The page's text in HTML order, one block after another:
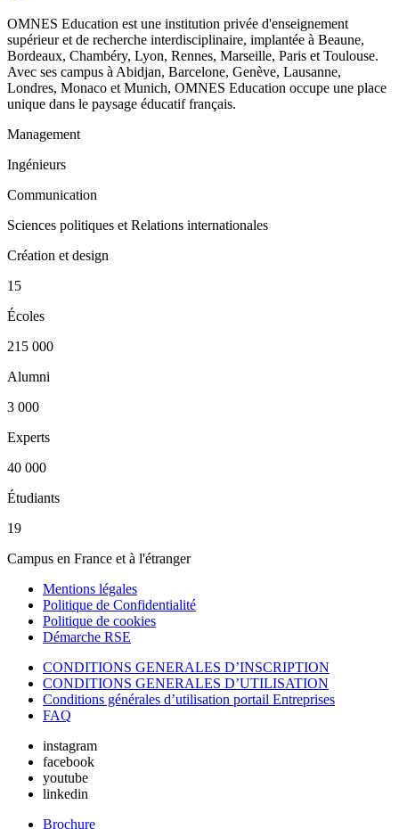
OMNES Education est une institution privée d'enseignement
supérieur et de recherche interdisciplinaire, implantée à Beaune,
Bordeaux, Chambéry, Lyon, Rennes, Marseille, Paris et Toulouse.
Avec ses campus à Abidjan, Barcelone, Genève, Lausanne,
Londres, Monaco et Munich, OMNES Education occupe une place
unique dans le paysage éducatif français.
Management
Ingénieurs
Communication
Sciences politiques et Relations internationales
Création et design
15
Écoles
215 000
Alumni
3 000
Experts
40 000
Étudiants
19
Campus en France et à l'étranger
Mentions légales
Politique de Confidentialité
Politique de cookies
Démarche RSE
CONDITIONS GENERALES D’INSCRIPTION
CONDITIONS GENERALES D’UTILISATION
Conditions générales d’utilisation portail Entreprises
FAQ
instagram
facebook
youtube
linkedin
Brochure